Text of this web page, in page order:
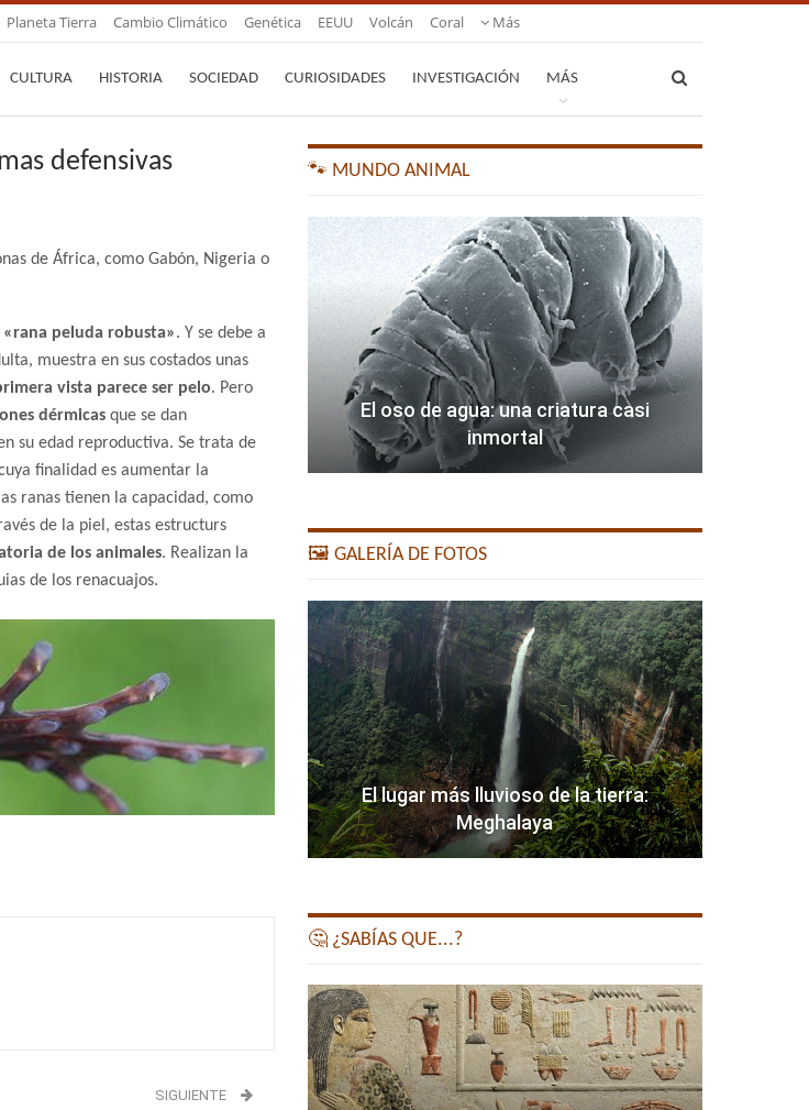
Planeta Tierra Cambio Climático Genética EEUU Volcán Coral Más
CULTURA HISTORIA SOCIEDAD CURIOSIDADES INVESTIGACIÓN MÁS
defensivas
de África, como Gabón, Nigeria o
«rana peluda robusta». Y se debe a
muestra en sus costados unas
vista parece ser pelo. Pero
dérmicas que se dan
su edad reproductiva. Se trata de
finalidad es aumentar la
ranas tienen la capacidad, como
de la piel, estas estructurs
de los animales. Realizan la
de los renacuajos.
SIGUIENTE
🐾 MUNDO ANIMAL
El oso de agua: una criatura casi
inmortal
🖼️ GALERÍA DE FOTOS
El lugar más lluvioso de la tierra:
Meghalaya
🤔 ¿SABÍAS QUE...?